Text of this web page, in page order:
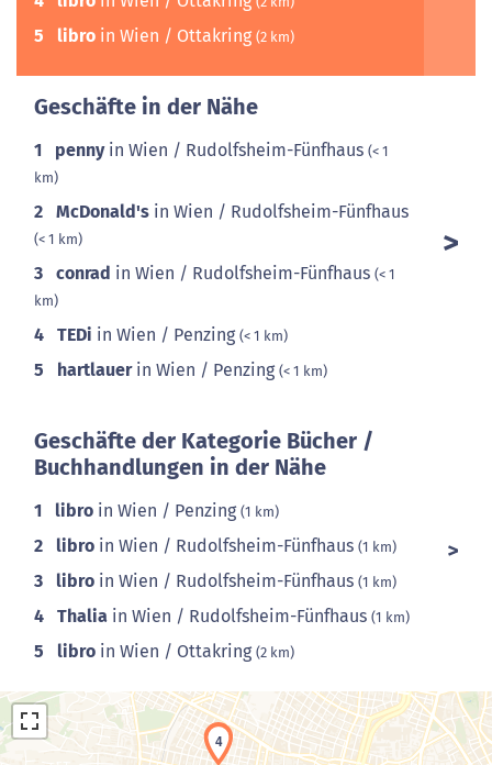
5 libro in Wien / Ottakring (2 km)
Geschäfte in der Nähe
1 pennyin Wien / Rudolfsheim-Fünfhaus (< 1
km)
2 McDonald's in Wien / Rudolfsheim-Fünfhaus
(< 1 km)
3 conrad in Wien / Rudolfsheim-Fünfhaus (< 1
km)
4 TEDi in Wien / Penzing (< 1 km)
5 hartlauerin Wien / Penzing (< 1 km)
Geschäfte der Kategorie Bücher /
Buchhandlungen in der Nähe
1 libro in Wien / Penzing (1 km)
2 libro in Wien / Rudolfsheim-Fünfhaus (1 km)
3 libro in Wien / Rudolfsheim-Fünfhaus (1 km)
4 Thalia in Wien / Rudolfsheim-Fünfhaus (1 km)
5 libro in Wien / Ottakring (2 km)
4